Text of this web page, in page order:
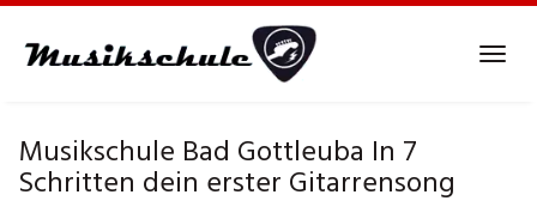
Musikschule Bad Gottleuba In 7
Schritten dein erster Gitarrensong